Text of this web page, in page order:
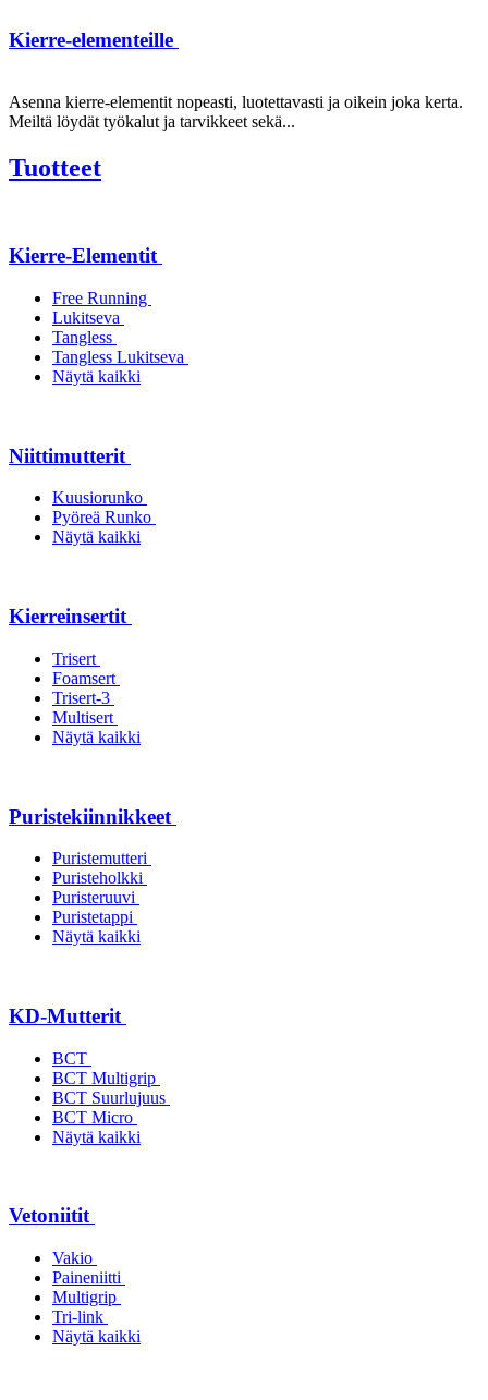
Kierre-elementeille
Asenna kierre-elementit nopeasti, luotettavasti ja oikein joka kerta.
Meiltä löydät työkalut ja tarvikkeet sekä...
Tuotteet
Kierre-Elementit
Free Running
Lukitseva
Tangless
Tangless Lukitseva
Näytä kaikki
Niittimutterit
Kuusiorunko
Pyöreä Runko
Näytä kaikki
Kierreinsertit
Trisert
Foamsert
Trisert-3
Multisert
Näytä kaikki
Puristekiinnikkeet
Puristemutteri
Puristeholkki
Puristeruuvi
Puristetappi
Näytä kaikki
KD-Mutterit
BCT
BCT Multigrip
BCT Suurlujuus
BCT Micro
Näytä kaikki
Vetoniitit
Vakio
Paineniitti
Multigrip
Tri-link
Näytä kaikki